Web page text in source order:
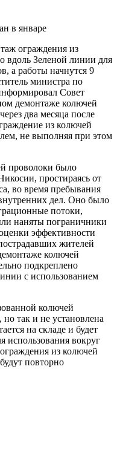
ограждения из
вдоль Зеленой линии для
а работы начнутся 9
министра по
Совет
демонтаже колючей
два месяца после
из колючей
не выполняя при этом
проволоки было
простираясь от
во время пребывания
дел. Оно было
потоки,
наняты пограничники
эффективности
жителей
колючей
подкреплено
с использованием
колючей
так и не установлена
на складе и будет
использования вокруг
из колючей
повторно